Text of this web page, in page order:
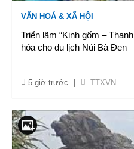
VĂN HOÁ & XÃ HỘI
Triển lãm “Kinh gốm –
hóa cho du lịch Núi Bà Đen
5 giờ trước TTXVN